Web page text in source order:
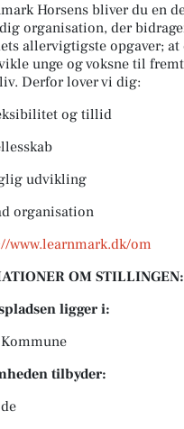
Horsens bliver du en
organisation, der
allervigtigste opgaver; at
unge og voksne til
Derfor lover vi dig:
og tillid
udvikling
organisation
www.learnmark.dk/om
OM STILLINGEN:
ligger i:
tilbyder: